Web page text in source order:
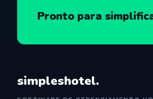
Pronto para
simpleshotel.